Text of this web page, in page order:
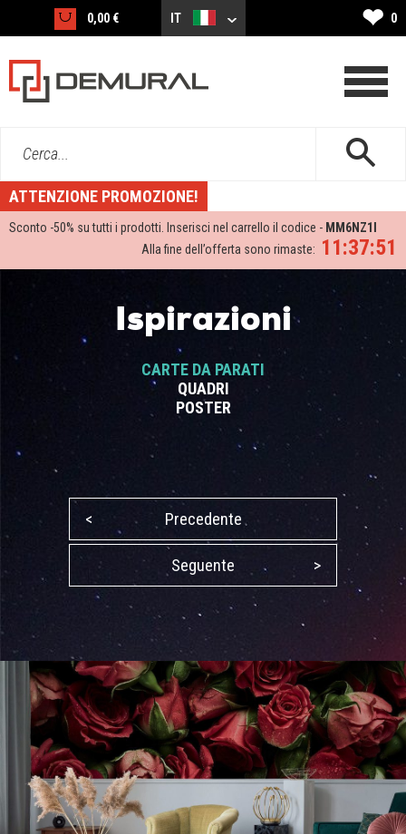
0,00 € IT ❤ 0
Cerca...
ATTENZIONE PROMOZIONE!
Sconto -50% su tutti i prodotti. Inserisci nel carrello il codice - MM6NZ1I
11:37:51
Alla fine dell’offerta sono rimaste:
Ispirazioni
CARTE DA PARATI
QUADRI
POSTER
< Precedente
Seguente >